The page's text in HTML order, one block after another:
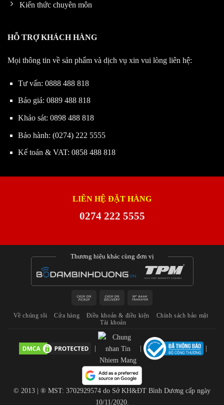
Kiến thức chuyên môn
HỖ TRỢ KHÁCH HÀNG
Mọi thông tin về sản phẩm và dịch vụ xin vui lòng liên hệ:
Tư vấn: 0888 488 818
Báo giá: 0889 488 818
Khảo sát: 0898 488 818
Bảo hành: (0274) 222 5555
Kế toán & VAT: 0858 488 818
LIÊN HỆ ĐẶT HÀNG
0274 222 5555
Thương hiệu khác cùng đơn vị
Cash
Pickup
Cash
Delivery
Về chúng tôi Cửa hàng Điều khoản & điều kiện
Chính sách bảo mật
Tài khoản
| | |
© 2013 | ® MST: 3702929574 do Sở KH&ĐT Bình Dương cấp ngày
10/11/2020.